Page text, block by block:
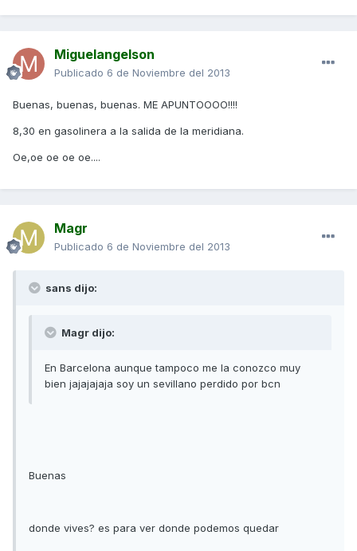
Miguelangelson
Publicado 6 de Noviembre del 2013
Buenas, buenas, buenas. ME APUNTOOOO!!!!
8,30 en gasolinera a la salida de la meridiana.
Oe,oe oe oe oe....
Magr
Publicado 6 de Noviembre del 2013
sans dijo:
Magr dijo:
En Barcelona aunque tampoco me la conozco muy
bien jajajajaja soy un sevillano perdido por bcn
Buenas
donde vives? es para ver donde podemos quedar